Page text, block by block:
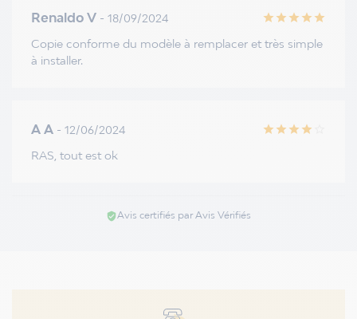
Renaldo V - 18/09/2024 star star star star star
Copie conforme du modèle à remplacer et très simple
à installer.
A A - 12/06/2024 star star star star
RAS, tout est ok
verified_userAvis certifiés par Avis Vérifiés